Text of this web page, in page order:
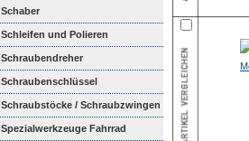
Schaber
Schleifen und Polieren
Schraubendreher
Schraubenschlüssel
Schraubstöcke / Schraubzwingen
Spezialwerkzeuge Fahrrad